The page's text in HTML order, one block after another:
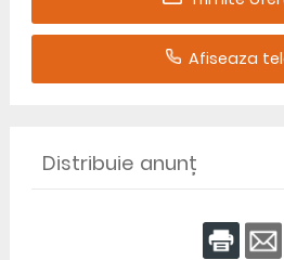
Afiseaza
Distribuie anunț